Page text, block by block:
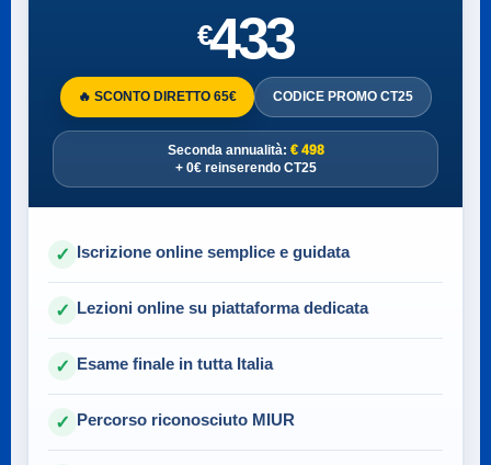
€433
🔥 SCONTO DIRETTO 65€ CODICE PROMO CT25
Seconda annualità: € 498
+ 0€ reinserendo CT25
✓ Iscrizione online semplice e guidata
✓ Lezioni online su piattaforma dedicata
✓ Esame finale in tutta Italia
✓ Percorso riconosciuto MIUR